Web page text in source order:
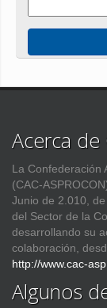
Acerca de
La Confederación
(CAC-
Junio de 2.010,
del Sector de la
desarrollando su
colaboración,
http://www.cac-
Algunos